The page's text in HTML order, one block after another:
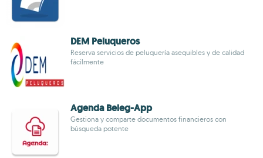
DEM Peluqueros
Reserva servicios de peluquería asequibles y de calidad
fácilmente
Agenda Beleg-App
Gestiona y comparte documentos financieros con
búsqueda potente